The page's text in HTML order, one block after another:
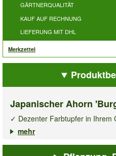
GÄRTNERQUALITÄT
KAUF AUF RECHNUNG
LIEFERUNG MIT DHL
Merkzettel
Japanischer Ahorn
✓ Dezenter Farbtupfer in Ihrem
✓ Winterhart & mehrjährig
mehr